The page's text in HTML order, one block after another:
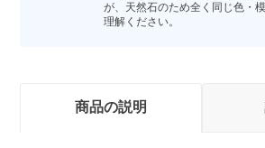
が、天然石のため全く同じ色・
理解ください。
商品の説明